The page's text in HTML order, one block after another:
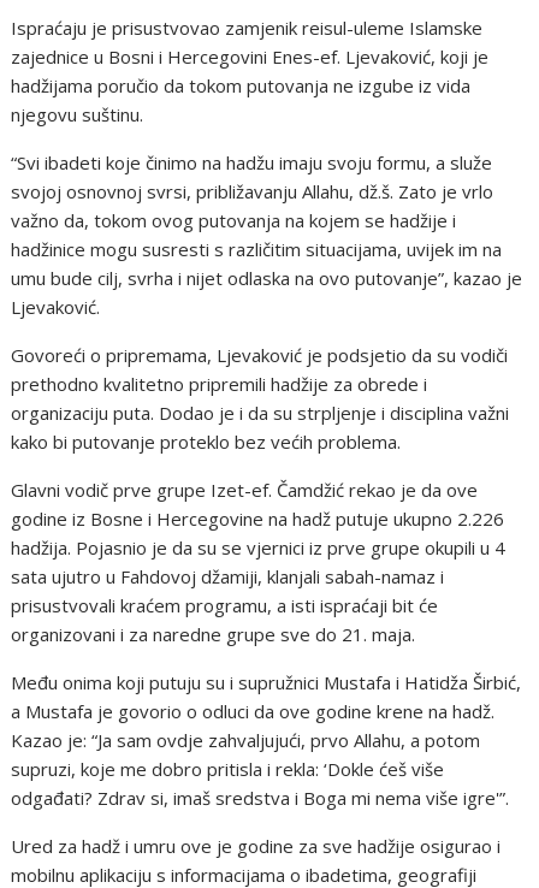
Ispraćaju je prisustvovao zamjenik reisul-uleme Islamske
zajednice u Bosni i Hercegovini Enes-ef. Ljevaković, koji je
hadžijama poručio da tokom putovanja ne izgube iz vida
njegovu suštinu.
“Svi ibadeti koje činimo na hadžu imaju svoju formu, a služe
svojoj osnovnoj svrsi, približavanju Allahu, dž.š. Zato je vrlo
važno da, tokom ovog putovanja na kojem se hadžije i
hadžinice mogu susresti s različitim situacijama, uvijek im na
umu bude cilj, svrha i nijet odlaska na ovo putovanje”, kazao je
Ljevaković.
Govoreći o pripremama, Ljevaković je podsjetio da su vodiči
prethodno kvalitetno pripremili hadžije za obrede i
organizaciju puta. Dodao je i da su strpljenje i disciplina važni
kako bi putovanje proteklo bez većih problema.
Glavni vodič prve grupe Izet-ef. Čamdžić rekao je da ove
godine iz Bosne i Hercegovine na hadž putuje ukupno 2.226
hadžija. Pojasnio je da su se vjernici iz prve grupe okupili u 4
sata ujutro u Fahdovoj džamiji, klanjali sabah-namaz i
prisustvovali kraćem programu, a isti ispraćaji bit će
organizovani i za naredne grupe sve do 21. maja.
Među onima koji putuju su i supružnici Mustafa i Hatidža Širbić,
a Mustafa je govorio o odluci da ove godine krene na hadž.
Kazao je: “Ja sam ovdje zahvaljujući, prvo Allahu, a potom
supruzi, koje me dobro pritisla i rekla: ‘Dokle ćeš više
odgađati? Zdrav si, imaš sredstva i Boga mi nema više igre'”.
Ured za hadž i umru ove je godine za sve hadžije osigurao i
mobilnu aplikaciju s informacijama o ibadetima, geografiji